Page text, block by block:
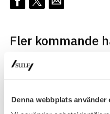
Denna webbplats använder
Fler kommande
Webbinarium: Så